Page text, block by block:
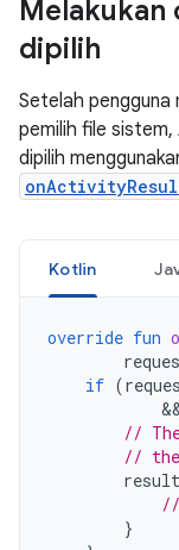
Melakukan
dipilih
Setelah pengguna
pemilih file sistem,
dipilih
Kotlin
override fun
if (
//
//
}